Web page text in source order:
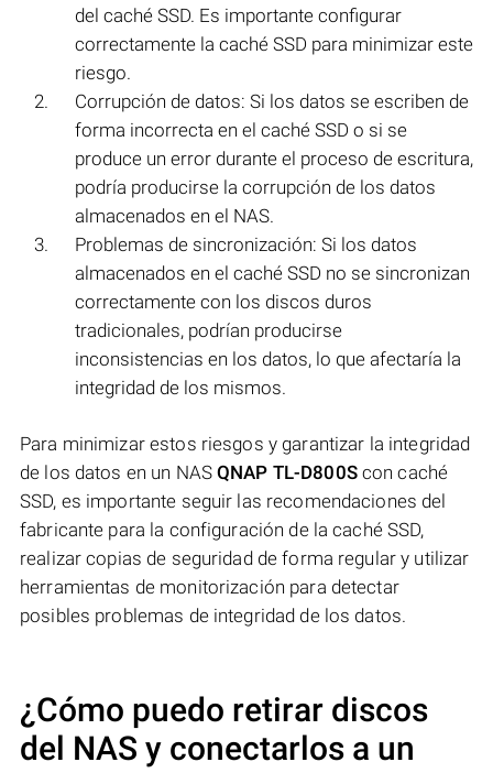
del caché SSD. Es importante configurar
correctamente la caché SSD para minimizar este
riesgo.
Corrupción de datos: Si los datos se escriben de
forma incorrecta en el caché SSD o si se
produce un error durante el proceso de escritura,
podría producirse la corrupción de los datos
almacenados en el NAS.
Problemas de sincronización: Si los datos
almacenados en el caché SSD no se sincronizan
correctamente con los discos duros
tradicionales, podrían producirse
inconsistencias en los datos, lo que afectaría la
integridad de los mismos.
Para minimizar estos riesgos y garantizar la integridad
de los datos en un NASQNAP TL-D800Scon caché
SSD, es importante seguir las recomendaciones del
fabricante para la configuración de la caché SSD,
realizar copias de seguridad de forma regular y utilizar
herramientas de monitorización para detectar
posibles problemas de integridad de los datos.
¿Cómo puedo retirar discos
del NAS y conectarlos a un